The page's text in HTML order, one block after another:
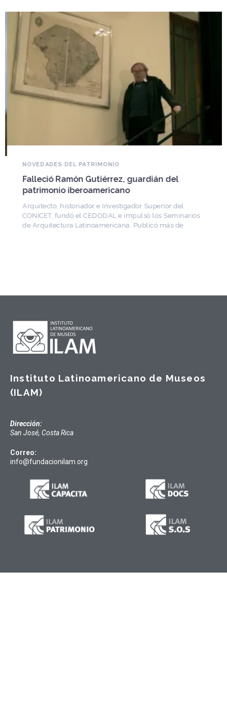
NOVEDADES DEL PATRIMONIO
Falleció Ramón Gutiérrez, guardián del
patrimonio iberoamericano
Arquitecto, historiador e Investigador Superior del
CONICET, fundó el CEDODAL e impulsó los Seminarios
de Arquitectura Latinoamericana. Publicó más de
Instituto Latinoamericano de Museos
(ILAM)
Dirección:
San José, Costa Rica
Correo:
info@fundacionilam.org